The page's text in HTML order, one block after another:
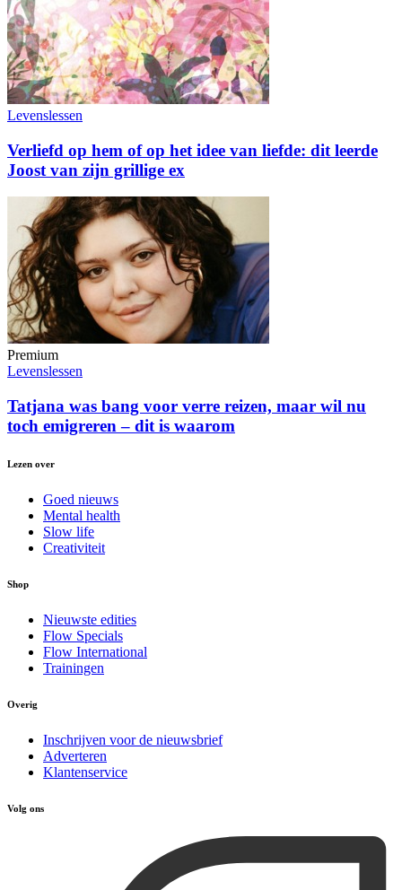
Levenslessen
Verliefd op hem of op het idee van liefde: dit leerde
Joost van zijn grillige ex
Premium
Levenslessen
Tatjana was bang voor verre reizen, maar wil nu
toch emigreren – dit is waarom
Lezen over
Goed nieuws
Mental health
Slow life
Creativiteit
Shop
Nieuwste edities
Flow Specials
Flow International
Trainingen
Overig
Inschrijven voor de nieuwsbrief
Adverteren
Klantenservice
Volg ons